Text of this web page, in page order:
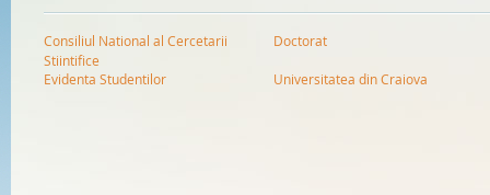
Consiliul National al Cercetarii
Stiintifice
Doctorat
Evidenta Studentilor Universitatea din Craiova